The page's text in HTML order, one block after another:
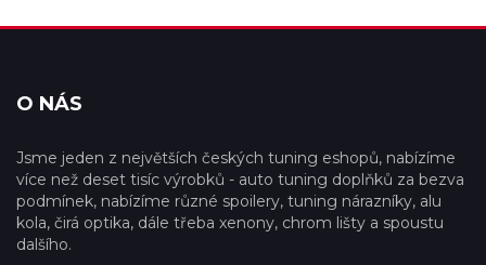
O NÁS
Jsme jeden z největších českých tuning eshopů, nabízíme
více než deset tisíc výrobků - auto tuning doplňků za bezva
podmínek, nabízíme různé spoilery, tuning nárazníky, alu
kola, čirá optika, dále třeba xenony, chrom lišty a spoustu
dalšího.